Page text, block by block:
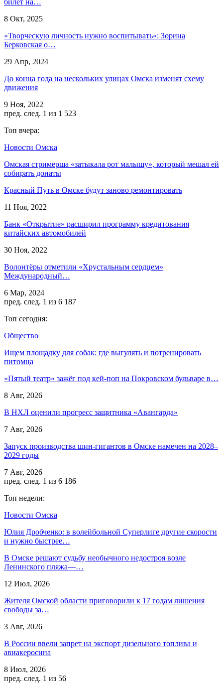
8 Окт, 2025
«Творческую личность нужно воспитывать»: Зорина
Берковская о…
29 Апр, 2024
До конца года на нескольких улицах Омска изменят схему
движения
9 Ноя, 2022
пред. след. 1 из 1 523
Топ вчера:
Новости Омска
Омская стримерша «затыкала рот малышу», который мешал ей
собирать донаты
Красный Путь в Омске будут заново ремонтировать
11 Ноя, 2022
Банк «Открытие» расширил программу кредитования
китайских автомобилей
30 Ноя, 2022
Волонтёры отметили «Хрустальным сердцем»
Международный…
6 Мар, 2024
пред. след. 1 из 6 187
Топ сегодня:
Общество
Ищем площадку для собак: где выгулять и потренировать
питомца
«Пятый театр» зажёг под кей-поп на Покровском бульваре в…
8 Авг, 2026
В НХЛ оценили прогресс защитника «Авангарда»
7 Авг, 2026
Запуск производства шин-гигантов в Омске намечен на 2028–
2029 годы
7 Авг, 2026
пред. след. 1 из 6 186
Топ недели:
Новости Омска
Юлия Дробченко: в волейбольной Суперлиге другие скорости
и нужно быстрее…
В Омске решают судьбу необычного недостроя возле
Ленинского пляжа—…
12 Июл, 2026
Жителя Омской области приговорили к 17 годам лишения
свободы за…
3 Авг, 2026
В России ввели запрет на экспорт дизельного топлива и
авиакеросина
8 Июл, 2026
пред. след. 1 из 56